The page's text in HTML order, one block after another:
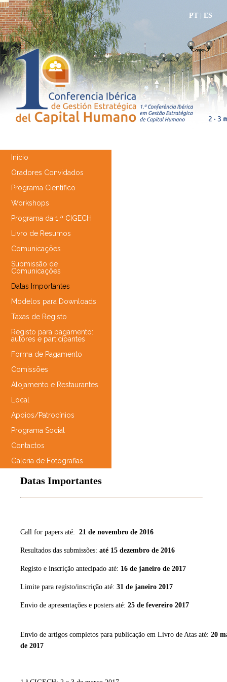
PT ES
Início
Oradores Convidados
Programa Científico
Workshops
Programa da 1.ª CIGECH
Livro de Resumos
Comunicações
Submissão de
Comunicações
Datas Importantes
Modelos para Downloads
Taxas de Registo
Registo para pagamento:
autores e participantes
Forma de Pagamento
Comissões
Alojamento e Restaurantes
Local
Apoios/Patrocínios
Programa Social
Contactos
Galeria de Fotografias
Datas Importantes
Call for papers até: 21 de novembro de 2016
Resultados das submissões: até 15 dezembro de 2016
Registo e inscrição antecipado até: 16 de janeiro de 2017
Limite para registo/inscrição até: 31 de janeiro 2017
Envio de apresentações e posters até: 25 de fevereiro 2017
Envio de artigos completos para publicação em Livro de Atas até: 20
de 2017